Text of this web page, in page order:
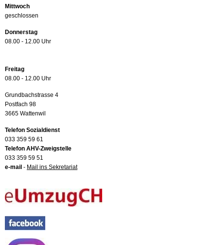
Mittwoch
geschlossen
Donnerstag
08.00 - 12.00 Uhr
Freitag
08.00 - 12.00 Uhr
Grundbachstrasse 4
Postfach 98
3665 Wattenwil
Telefon Sozialdienst
033 359 59 61
Telefon AHV-Zweigstelle
033 359 59 51
e-mail - Mail ins Sekretariat